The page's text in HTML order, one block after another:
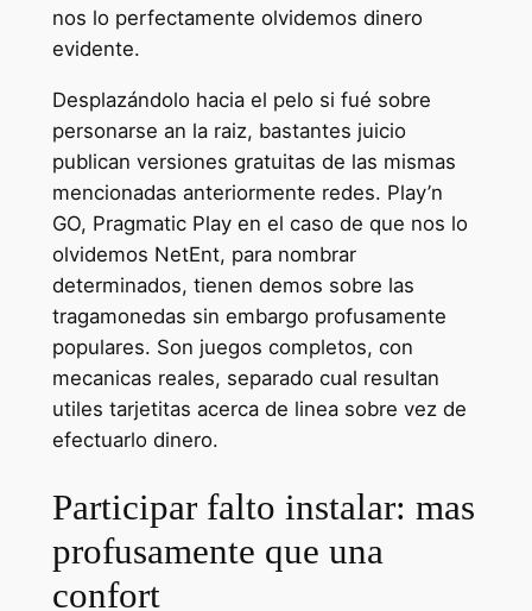
nos lo perfectamente olvidemos dinero
evidente.
Desplazándolo hacia el pelo si fué sobre
personarse an la raiz, bastantes juicio
publican versiones gratuitas de las mismas
mencionadas anteriormente redes. Play’n
GO, Pragmatic Play en el caso de que nos lo
olvidemos NetEnt, para nombrar
determinados, tienen demos sobre las
tragamonedas sin embargo profusamente
populares. Son juegos completos, con
mecanicas reales, separado cual resultan
utiles tarjetitas acerca de linea sobre vez de
efectuarlo dinero.
Participar falto instalar: mas
profusamente que una
confort